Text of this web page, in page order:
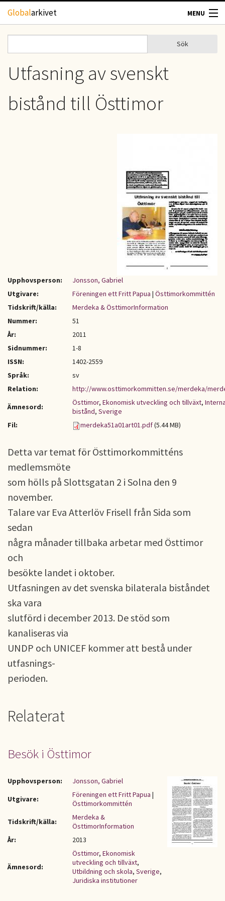
Hoppa till huvudinnehåll
Globalarkivet MENU
TIDSKRIFTER
GEOGRAFI
Sökformulär
Sök
Utfasning av svenskt
bistånd till Östtimor
Upphovsperson:
Jonsson, Gabriel
Utgivare:
Föreningen ett Fritt Papua | Östtimorkommittén
Tidskrift/källa:
Merdeka & ÖsttimorInformation
Nummer:
51
År:
2011
Sidnummer:
1-8
ISSN:
1402-2559
Språk:
sv
Relation:
http://www.osttimorkommitten.se/merdeka/
Ämnesord:
Östtimor, Ekonomisk utveckling och tillväxt,
bistånd, Sverige
Fil:
merdeka51a01art01.pdf(5.44 MB)
Detta var temat för Östtimorkommitténs
medlemsmöte
som hölls på Slottsgatan 2 i Solna den 9
november.
Talare var Eva Atterlöv Frisell från Sida som
sedan
några månader tillbaka arbetar med Östtimor
och
besökte landet i oktober.
Utfasningen av det svenska bilaterala biståndet
ska vara
slutförd i december 2013. De stöd som
kanaliseras via
UNDP och UNICEF kommer att bestå under
utfasnings-
perioden.
Relaterat
Besök i Östtimor
Upphovsperson:
Jonsson, Gabriel
Utgivare:
Föreningen ett Fritt Papua |
Östtimorkommittén
Tidskrift/källa:
Merdeka &
ÖsttimorInformation
År:
2013
Ämnesord:
Östtimor, Ekonomisk
utveckling och tillväxt,
Utbildning och skola, Sverige,
Juridiska institutioner